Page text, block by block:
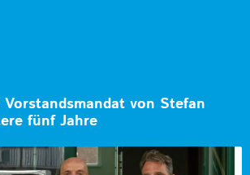
von Stefan
fünf Jahre